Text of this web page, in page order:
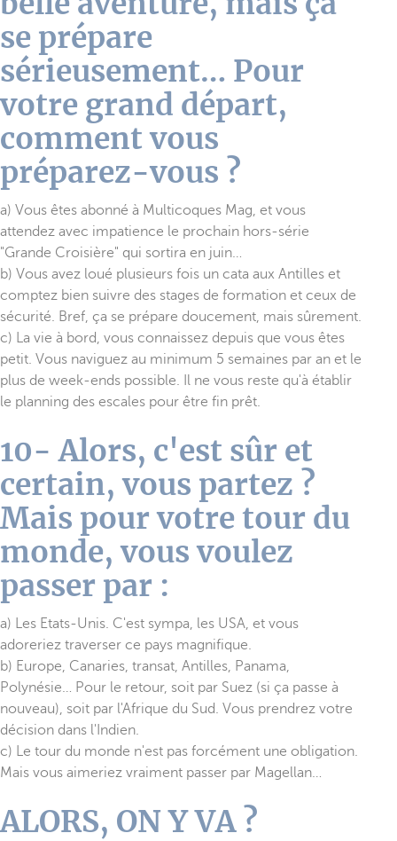
se prépare
sérieusement… Pour
votre grand départ,
comment vous
préparez-vous ?
a) Vous êtes abonné à Multicoques Mag, et vous
attendez avec impatience le prochain hors-série
"Grande Croisière" qui sortira en juin…
b) Vous avez loué plusieurs fois un cata aux Antilles et
comptez bien suivre des stages de formation et ceux de
sécurité. Bref, ça se prépare doucement, mais sûrement.
c) La vie à bord, vous connaissez depuis que vous êtes
petit. Vous naviguez au minimum 5 semaines par an et le
plus de week-ends possible. Il ne vous reste qu'à établir
le planning des escales pour être fin prêt.
10- Alors, c'est sûr et
certain, vous partez ?
Mais pour votre tour du
monde, vous voulez
passer par :
a) Les Etats-Unis. C'est sympa, les USA, et vous
adoreriez traverser ce pays magnifique.
b) Europe, Canaries, transat, Antilles, Panama,
Polynésie… Pour le retour, soit par Suez (si ça passe à
nouveau), soit par l'Afrique du Sud. Vous prendrez votre
décision dans l'Indien.
c) Le tour du monde n'est pas forcément une obligation.
Mais vous aimeriez vraiment passer par Magellan…
ALORS, ON Y VA ?